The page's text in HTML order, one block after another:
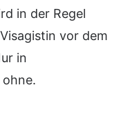
in der Regel
vor dem
in